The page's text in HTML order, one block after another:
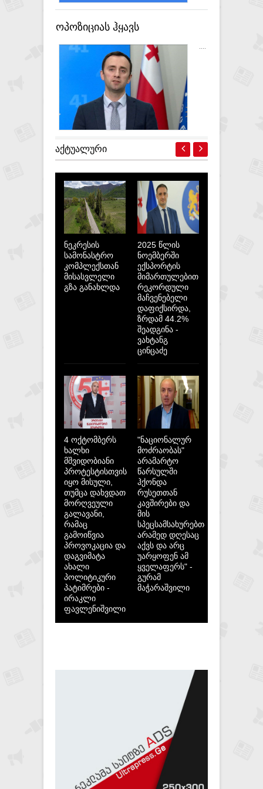
ოპოზიციას ჰყავს
ადგილობრივ არჩევნებში
მონაწილეები, ჩვენ კი -
გამარჯვებულები, მათი
პოლიტიკა პირდაპირი
ბილეთია დამარცხებისკენ -
ლევან მახაშვილი
....
ᲐᲥᲢᲣᲐᲚᲣᲠᲘ
ნეკრესის
სამონასტრო
კომპლექსთან
მისასვლელი
გზა განახლდა
2025 წლის
ნოემბერში
ექსპორტის
მიმართულებით
რეკორდული
მაჩვენებელი
დაფიქსირდა,
ზრდამ 44.2%
შეადგინა -
ვახტანგ
ცინცაძე
4 ოქტომბერს
ხალხი
მშვიდობიანი
პროტესტისთვის
იყო მისული,
თუმცა დახვდათ
მორღვეული
გალავანი,
რამაც
გამოიწვია
პროვოკაცია და
დაგვიმატა
ახალი
პოლიტიკური
პატიმრები -
ირაკლი
ფავლენიშვილი
"ნაციონალურ
მოძრაობას"
არამარტო
წარსულში
ჰქონდა
რუსეთთან
კავშირები და
მის
სპეცსამსახურებთან,
არამედ დღესაც
აქვს და არც
უარყოფენ ამ
ყველაფერს" -
გურამ
მაჭარაშვილი